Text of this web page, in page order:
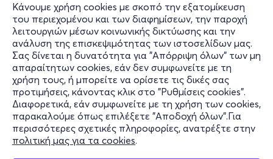
Κάνουμε χρήση cookies με σκοπό την εξατομίκευση
του περιεχομένου και των διαφημίσεων, την παροχή
λειτουργιών μέσων κοινωνικής δικτύωσης και την
ανάλυση της επισκεψιμότητας των ιστοσελίδων μας.
Σας δίνεται η δυνατότητα για "Απόρριψη όλων" των μη
απαραίτητων cookies, εάν δεν συμφωνείτε με τη
χρήση τους, ή μπορείτε να ορίσετε τις δικές σας
προτιμήσεις, κάνοντας κλικ στο "Ρυθμίσεις cookies".
Διαφορετικά, εάν συμφωνείτε με τη χρήση των cookies,
παρακαλούμε όπως επιλέξετε "Αποδοχή όλων".Για
περισσότερες σχετικές πληροφορίες, ανατρέξτε στην
πολιτική μας για τα cookies.
Πληροφορίες
Υποστήριξη
Stay Connected